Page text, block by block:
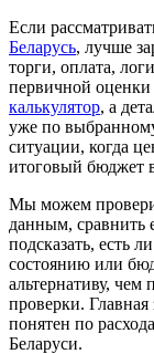
Если
Беларусь, лучше
торги, оплата,
первичной
калькулятор, а
уже по
ситуации, когда
итоговый бюджет
Мы можем
данным, сравнить
подсказать, есть
состоянию или
альтернативу, чем
проверки. Главная
понятен по
Беларуси.